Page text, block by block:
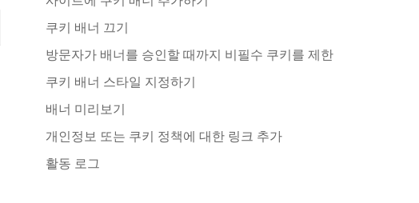
쿠키 배너 끄기
방문자가 배너를 승인할 때까지 비필수 쿠키를 제한
쿠키 배너 스타일 지정하기
배너 미리보기
개인정보 또는 쿠키 정책에 대한 링크 추가
활동 로그